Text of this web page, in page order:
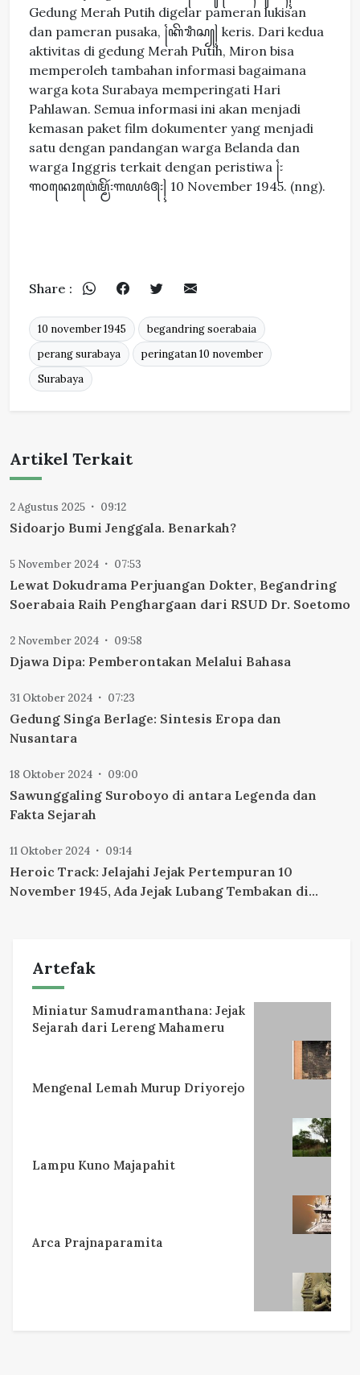
Gedung Merah Putih digelar pameran lukisan
dan pameran pusaka, ꧌ꦏꦼꦫꦶꦱ꧀꧍ keris. Dari kedua
aktivitas di gedung Merah Putih, Miron bisa
memperoleh tambahan informasi bagaimana
warga kota Surabaya memperingati Hari
Pahlawan. Semua informasi ini akan menjadi
kemasan paket film dokumenter yang menjadi
satu dengan pandangan warga Belanda dan
warga Inggris terkait dengan peristiwa ꧌꧇
꧑꧐ꦤꦺꦴꦮ꦳ꦺꦩ꧀ꦩꦼꦂ꧇꧑꧙꧔꧕꧇꧍ 10 November 1945. (nng).
Share :
10 november 1945
begandring soerabaia
perang surabaya
peringatan 10 november
Surabaya
Artikel Terkait
2 Agustus 2025 09:12
Sidoarjo Bumi Jenggala. Benarkah?
5 November 2024 07:53
Lewat Dokudrama Perjuangan Dokter, Begandring
Soerabaia Raih Penghargaan dari RSUD Dr. Soetomo
2 November 2024 09:58
Djawa Dipa: Pemberontakan Melalui Bahasa
31 Oktober 2024 07:23
Gedung Singa Berlage: Sintesis Eropa dan
Nusantara
18 Oktober 2024 09:00
Sawunggaling Suroboyo di antara Legenda dan
Fakta Sejarah
11 Oktober 2024 09:14
Heroic Track: Jelajahi Jejak Pertempuran 10
November 1945, Ada Jejak Lubang Tembakan di
Artefak
Miniatur Samudramanthana: Jejak
Sejarah dari Lereng Mahameru
Mengenal Lemah Murup Driyorejo
Lampu Kuno Majapahit
Arca Prajnaparamita